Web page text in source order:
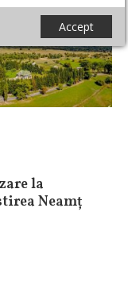
Accept
la
Neamț